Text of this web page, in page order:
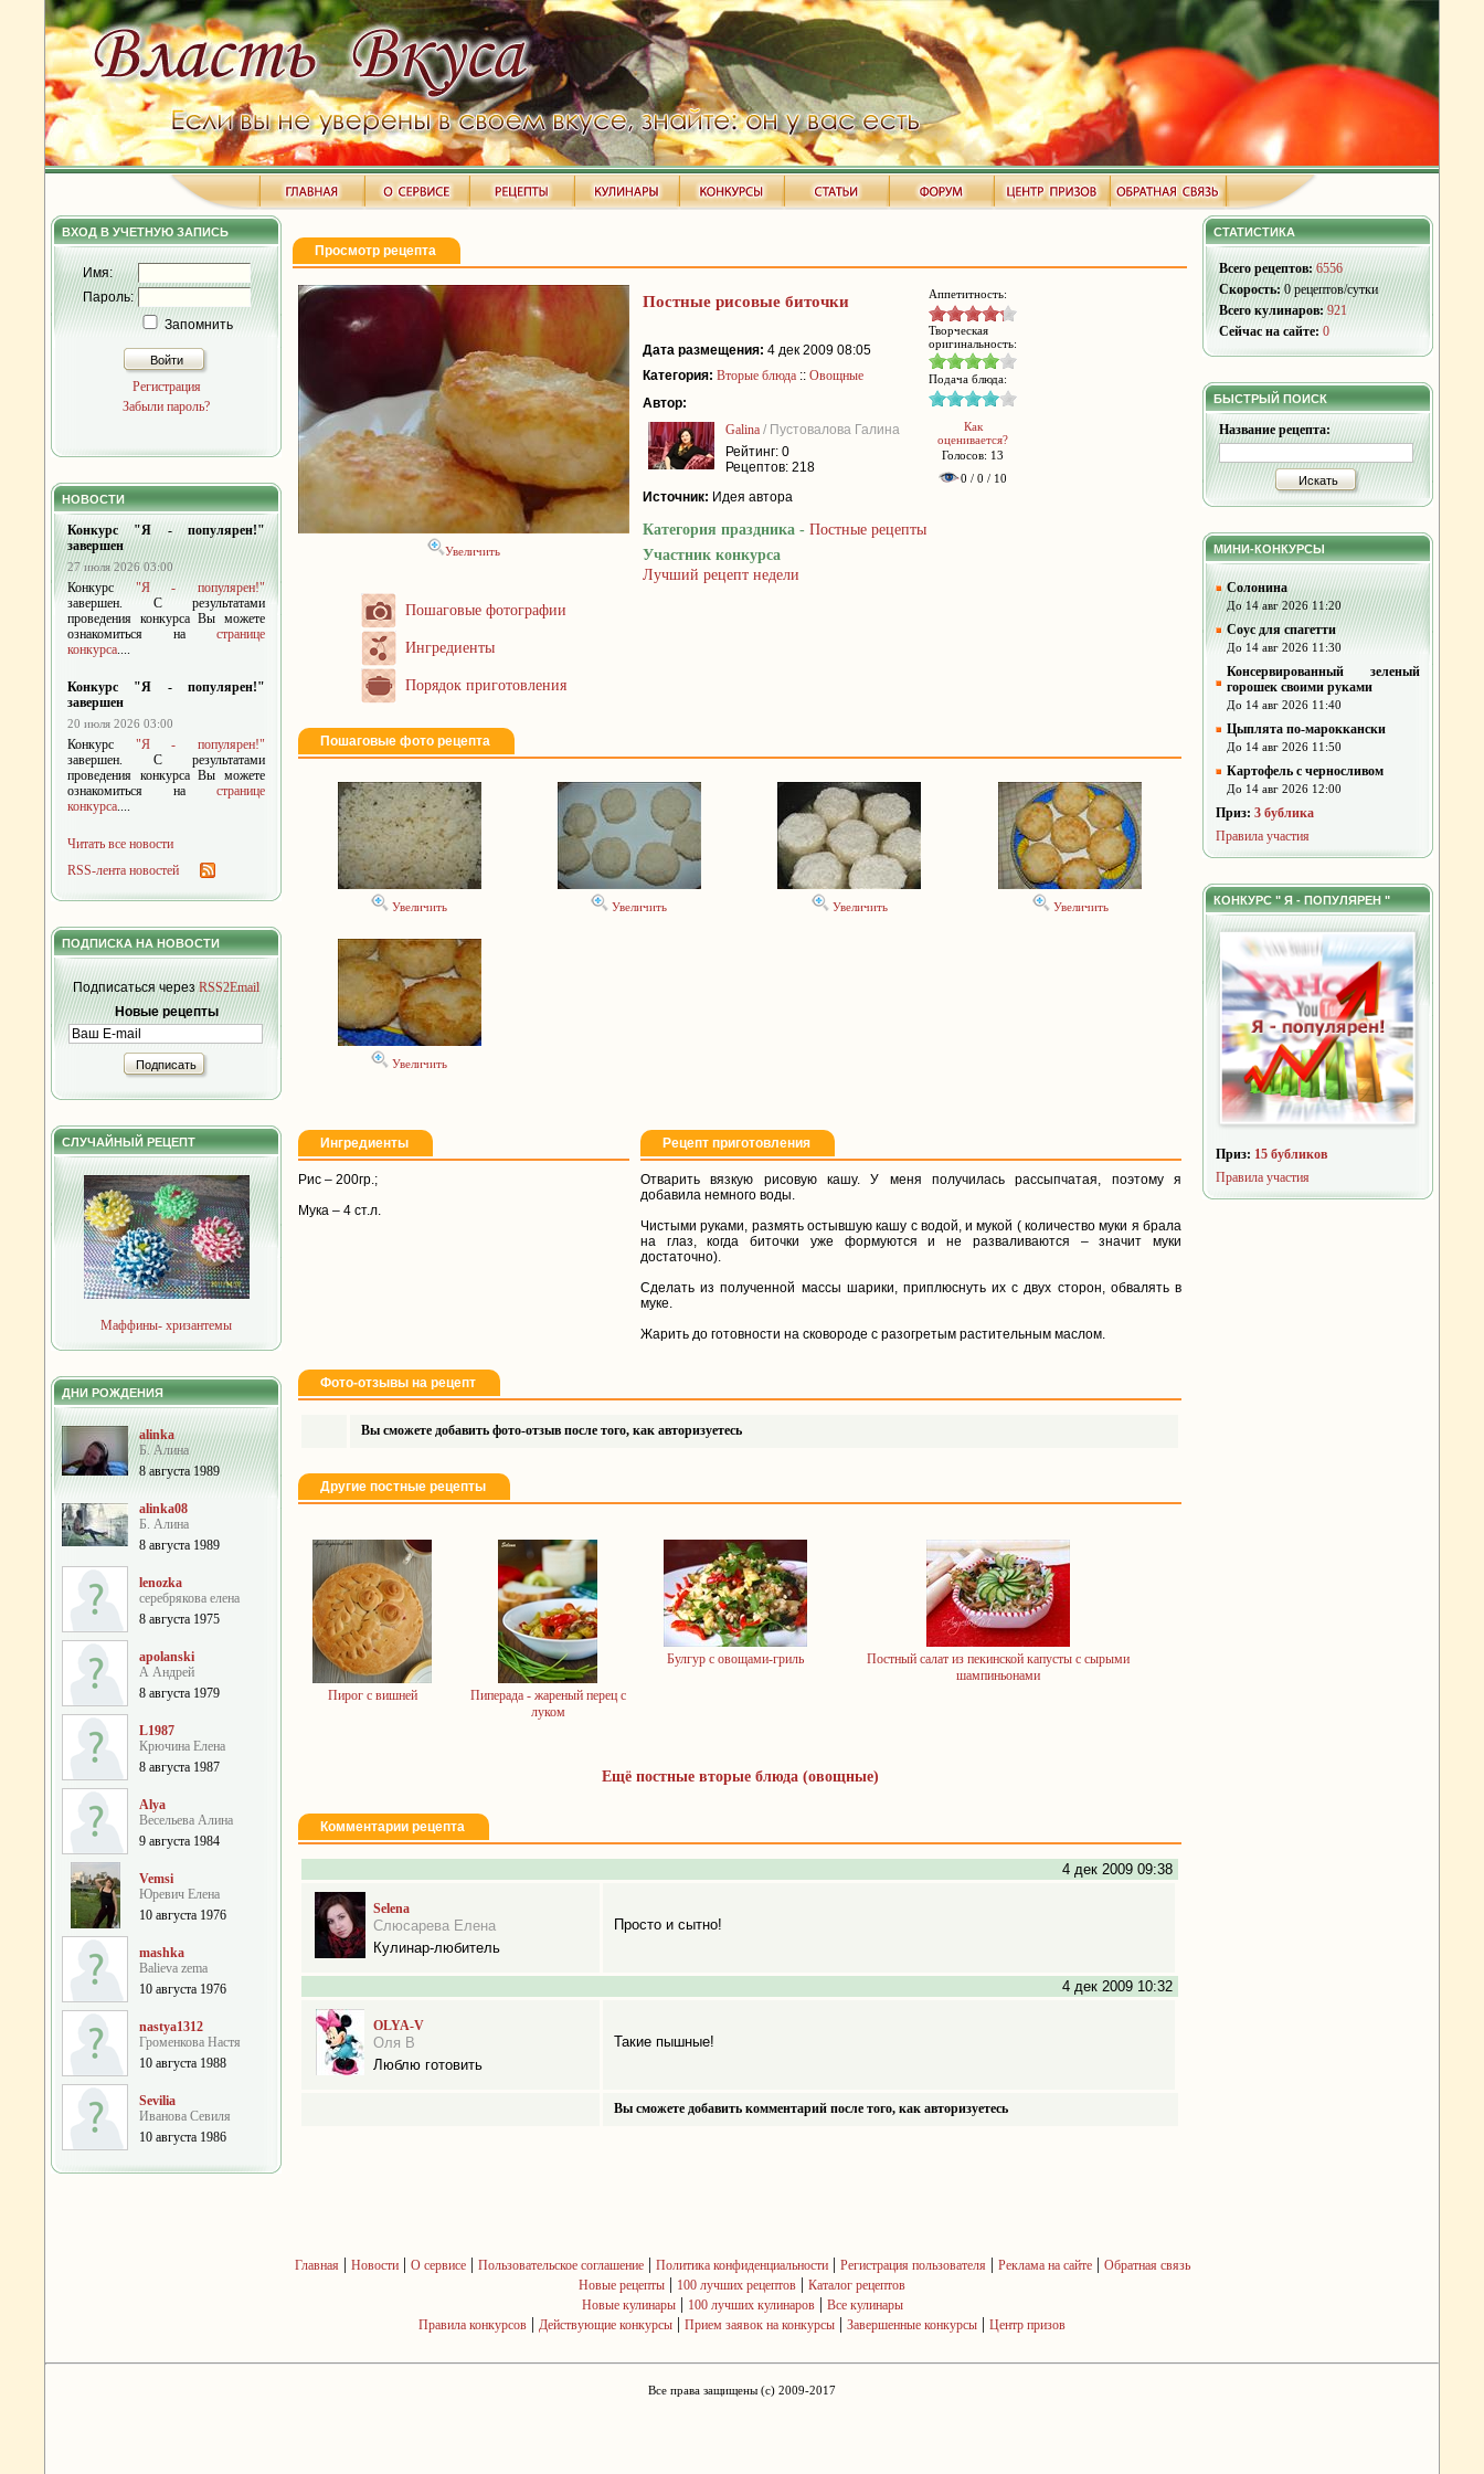
ВХОД В УЧЕТНУЮ ЗАПИСЬ
Имя:
Пароль:
Запомнить
Войти
Регистрация
Забыли пароль?
НОВОСТИ
Конкурс "Я - популярен!"
завершен
27 июля 2026 03:00
Конкурс"Я - популярен!"
завершен. С результатами
проведения конкурса Вы можете
ознакомиться на странице
конкурса....
Конкурс "Я - популярен!"
завершен
20 июля 2026 03:00
Конкурс "Я - популярен!"
завершен. С результатами
проведения конкурса Вы можете
ознакомиться на странице
конкурса....
Читать все новости
RSS-лента новостей
ПОДПИСКА НА НОВОСТИ
Подписаться черезRSS2Email
Новые рецепты
Подписать
СЛУЧАЙНЫЙ РЕЦЕПТ
Маффины- хризантемы
ДНИ РОЖДЕНИЯ
alinka
Б. Алина
8 августа 1989
alinka08
Б. Алина
8 августа 1989
lenozka
серебрякова елена
8 августа 1975
apolanski
А Андрей
8 августа 1979
L1987
Крючина Елена
8 августа 1987
Alya
Весельева Алина
9 августа 1984
Vemsi
Юревич Елена
10 августа 1976
mashka
Balieva zema
10 августа 1976
nastya1312
Громенкова Настя
10 августа 1988
Sevilia
Иванова Севиля
10 августа 1986
Просмотр рецепта
Увеличить
Пошаговые фотографии
Ингредиенты
Порядок приготовления
Постные рисовые биточки Аппетитность:
Творческая
оригинальность:
Подача блюда:
Как
оценивается?
Голосов: 13
0 / 0 / 10
Дата размещения: 4 дек 2009 08:05
Категория: Вторые блюда :: Овощные
Автор:
Galina / Пустовалова Галина
Рейтинг: 0
Рецептов: 218
Источник: Идея автора
Категория праздника - Постные рецепты
Участник конкурса
Лучший рецепт недели
Пошаговые фото рецепта
Увеличить Увеличить Увеличить Увеличить
Увеличить
Ингредиенты Рецепт приготовления
Рис – 200гр.;
Мука – 4 ст.л.
Отварить вязкую рисовую кашу. У меня получилась рассыпчатая, поэтому я
добавила немного воды.
Чистыми руками, размять остывшую кашу с водой, и мукой ( количество муки я брала
на глаз, когда биточки уже формуются и не разваливаются – значит муки
достаточно).
Сделать из полученной массы шарики, приплюснуть их с двух сторон, обвалять в
муке.
Жарить до готовности на сковороде с разогретым растительным маслом.
Фото-отзывы на рецепт
Вы сможете добавить фото-отзыв после того, как авторизуетесь
Другие постные рецепты
Пирог с вишней
Пиперада - жареный перец с
луком
Булгур с овощами-гриль
Постный салат из пекинской капусты с сырыми
шампиньонами
Ещё постные вторые блюда (овощные)
Комментарии рецепта
4 дек 2009 09:38
Selena
Слюсарева Елена
Кулинар-любитель
Просто и сытно!
4 дек 2009 10:32
OLYA-V
Оля В
Люблю готовить
Такие пышные!
Вы сможете добавить комментарий после того, как авторизуетесь
СТАТИСТИКА
Всего рецептов: 6556
Скорость:0 рецептов/сутки
Всего кулинаров: 921
Сейчас на сайте: 0
БЫСТРЫЙ ПОИСК
Название рецепта:
Искать
МИНИ-КОНКУРСЫ
Солонина
До 14 авг 2026 11:20
Соус для спагетти
До 14 авг 2026 11:30
Консервированный зеленый
горошек своими руками
До 14 авг 2026 11:40
Цыплята по-мароккански
До 14 авг 2026 11:50
Картофель с черносливом
До 14 авг 2026 12:00
Приз: 3 бублика
Правила участия
КОНКУРС " Я - ПОПУЛЯРЕН "
Приз: 15 бубликов
Правила участия
Главная | Новости| О сервисе| Пользовательское соглашение| Политика конфиденциальности| Регистрация пользователя | Реклама на сайте| Обратная связь
Новые рецепты | 100 лучших рецептов | Каталог рецептов
Новые кулинары| 100 лучших кулинаров| Все кулинары
Правила конкурсов | Действующие конкурсы | Прием заявок на конкурсы | Завершенные конкурсы | Центр призов
Все права защищены (c) 2009-2017